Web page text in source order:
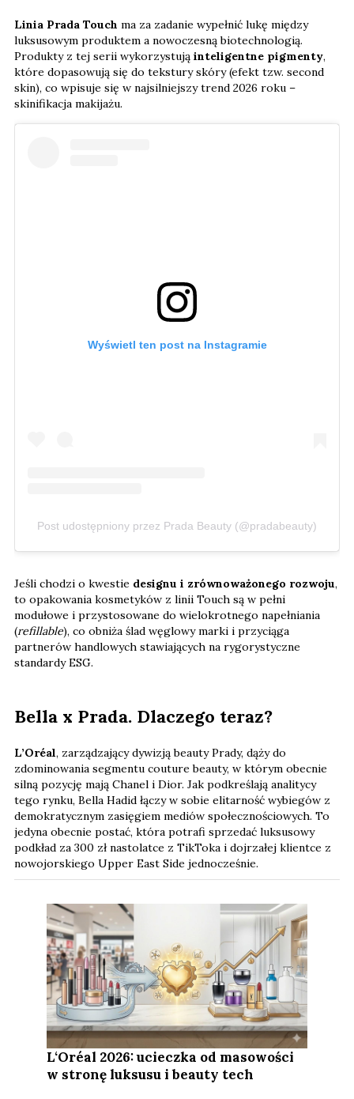
Linia Prada Touch ma za zadanie wypełnić lukę między
luksusowym produktem a nowoczesną biotechnologią.
Produkty z tej serii wykorzystują inteligentne pigmenty,
które dopasowują się do tekstury skóry (efekt tzw. second
skin), co wpisuje się w najsilniejszy trend 2026 roku –
skinifikacja makijażu.
Wyświetl ten post na Instagramie
Post udostępniony przez Prada Beauty (@pradabeauty)
Jeśli chodzi o kwestie designu i zrównoważonego rozwoju,
to opakowania kosmetyków z linii Touch są w pełni
modułowe i przystosowane do wielokrotnego napełniania
(refillable), co obniża ślad węglowy marki i przyciąga
partnerów handlowych stawiających na rygorystyczne
standardy ESG.
Bella x Prada. Dlaczego teraz?
L’Oréal, zarządzający dywizją beauty Prady, dąży do
zdominowania segmentu couture beauty, w którym obecnie
silną pozycję mają Chanel i Dior. Jak podkreślają analitycy
tego rynku, Bella Hadid łączy w sobie elitarność wybiegów z
demokratycznym zasięgiem mediów społecznościowych. To
jedyna obecnie postać, która potrafi sprzedać luksusowy
podkład za 300 zł nastolatce z TikToka i dojrzałej klientce z
nowojorskiego Upper East Side jednocześnie.
L‘Oréal 2026: ucieczka od masowości
w stronę luksusu i beauty tech